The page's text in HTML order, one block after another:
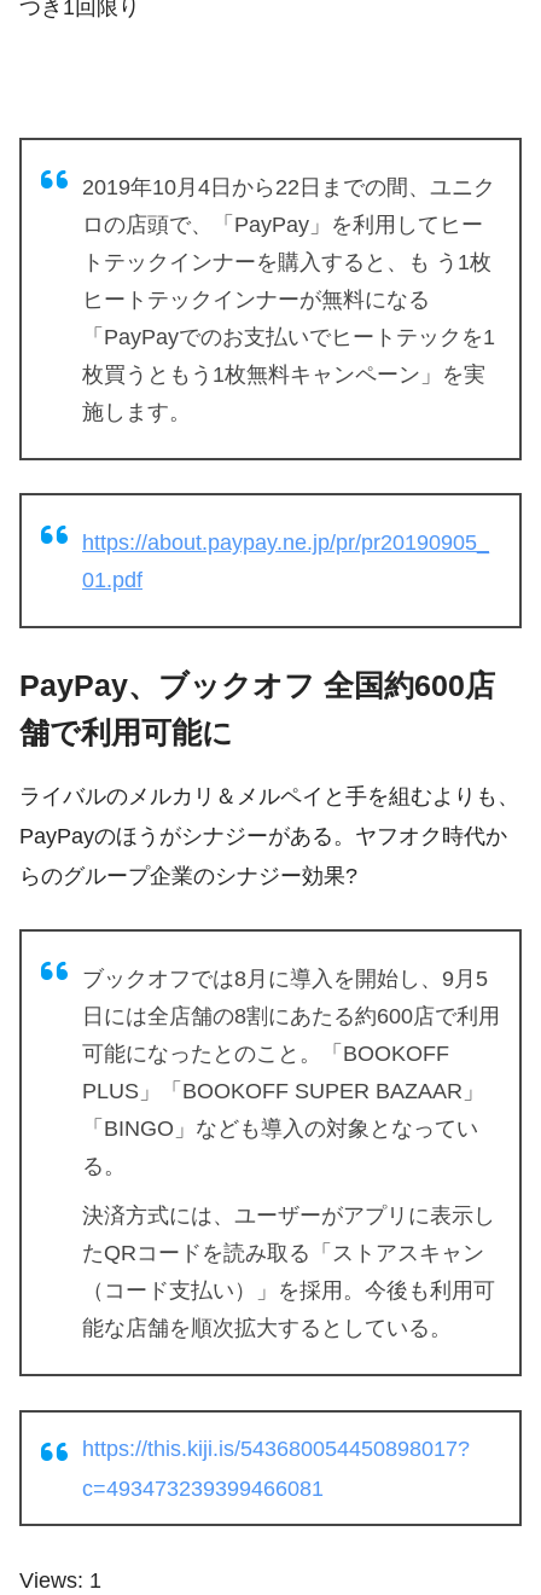
つき1回限り
2019年10月4日から22日までの間、ユニク
ロの店頭で、「PayPay」を利用してヒー
トテックインナーを購入すると、も う1枚
ヒートテックインナーが無料になる
「PayPayでのお支払いでヒートテックを1
枚買うともう1枚無料キャンペーン」を実
施します。
https://about.paypay.ne.jp/pr/pr20190905_
01.pdf
PayPay、ブックオフ 全国約600店
舗で利用可能に
ライバルのメルカリ＆メルペイと手を組むよりも、
PayPayのほうがシナジーがある。ヤフオク時代か
らのグループ企業のシナジー効果?
ブックオフでは8月に導入を開始し、9月5
日には全店舗の8割にあたる約600店で利用
可能になったとのこと。「BOOKOFF
PLUS」「BOOKOFF SUPER BAZAAR」
「BINGO」なども導入の対象となってい
る。
決済方式には、ユーザーがアプリに表示し
たQRコードを読み取る「ストアスキャン
（コード支払い）」を採用。今後も利用可
能な店舗を順次拡大するとしている。
https://this.kiji.is/543680054450898017?
c=493473239399466081
Views: 1